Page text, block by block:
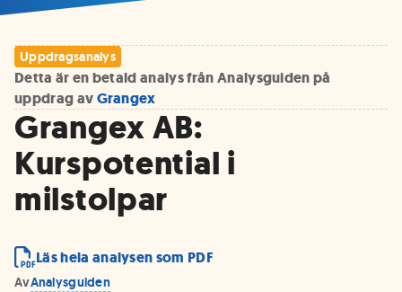
Uppdragsanalys
Detta är en betald analys från Analysguiden på
uppdrag avGrangex
Grangex AB:
Kurspotential i
milstolpar
Läs hela analysen som PDF
AvAnalysguiden